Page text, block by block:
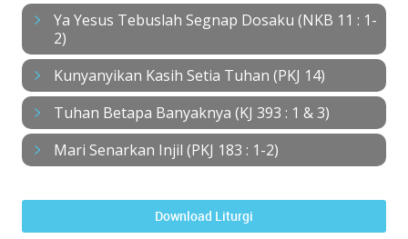
Ya Yesus Tebuslah Segnap Dosaku (NKB 11 : 1-
2)
Kunyanyikan Kasih Setia Tuhan (PKJ 14)
Tuhan Betapa Banyaknya (KJ 393 : 1 & 3)
Mari Senarkan Injil (PKJ 183 : 1-2)
Download Liturgi